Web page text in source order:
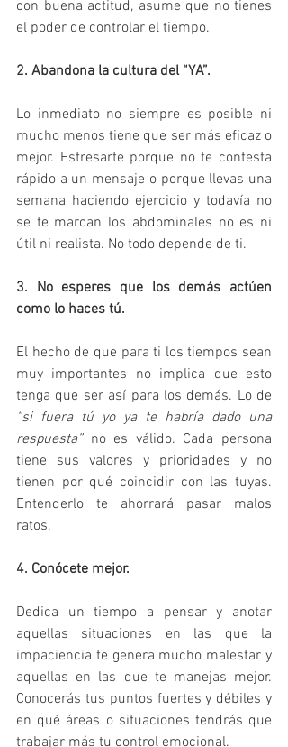
con buena actitud, asume que no tienes
el poder de controlar el tiempo.
2. Abandona la cultura del “YA”.
Lo inmediato no siempre es posible ni
mucho menos tiene que ser más eficaz o
mejor. Estresarte porque no te contesta
rápido a un mensaje o porque llevas una
semana haciendo ejercicio y todavía no
se te marcan los abdominales no es ni
útil ni realista. No todo depende de ti.
3. No esperes que los demás actúen
como lo haces tú.
El hecho de que para ti los tiempos sean
muy importantes no implica que esto
tenga que ser así para los demás. Lo de
“si fuera tú yo ya te habría dado una
respuesta” no es válido. Cada persona
tiene sus valores y prioridades y no
tienen por qué coincidir con las tuyas.
Entenderlo te ahorrará pasar malos
ratos.
4. Conócete mejor.
Dedica un tiempo a pensar y anotar
aquellas situaciones en las que la
impaciencia te genera mucho malestar y
aquellas en las que te manejas mejor.
Conocerás tus puntos fuertes y débiles y
en qué áreas o situaciones tendrás que
trabajar más tu control emocional.